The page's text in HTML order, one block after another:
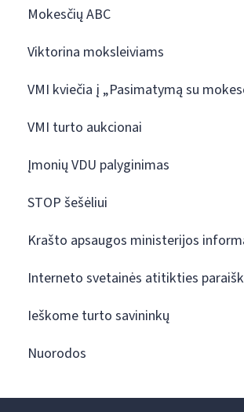
Mokesčių ABC
Viktorina moksleiviams
VMI kviečia į „Pasimatymą su
VMI turto aukcionai
Įmonių VDU palyginimas
STOP šešėliui
Krašto apsaugos ministerijos
Interneto svetainės atitikties
Ieškome turto savininkų
Nuorodos